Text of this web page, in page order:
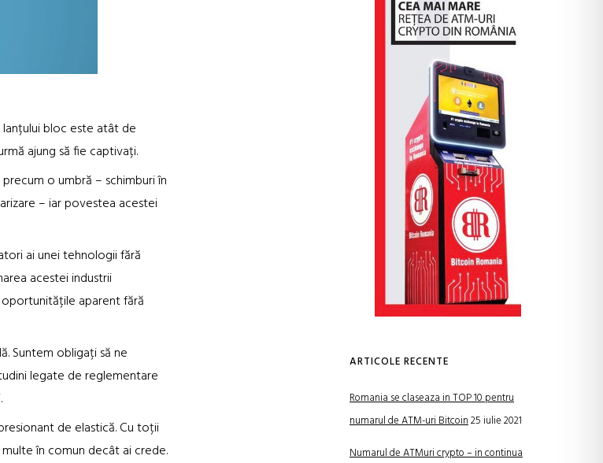
bloc este atât de
ajung să fie captivați.
o umbră – schimburi în
– iar povestea acestei
ai unei tehnologii fără
acestei industrii
aparent fără
Suntem obligați să ne
legate de reglementare
de elastică. Cu toții
în comun decât ai crede.
ARTICOLE RECENTE
Romania se claseaza in TOP 10 pentru
numarul de ATM-uri Bitcoin25 iulie 2021
Numarul de ATMuri crypto – in continua